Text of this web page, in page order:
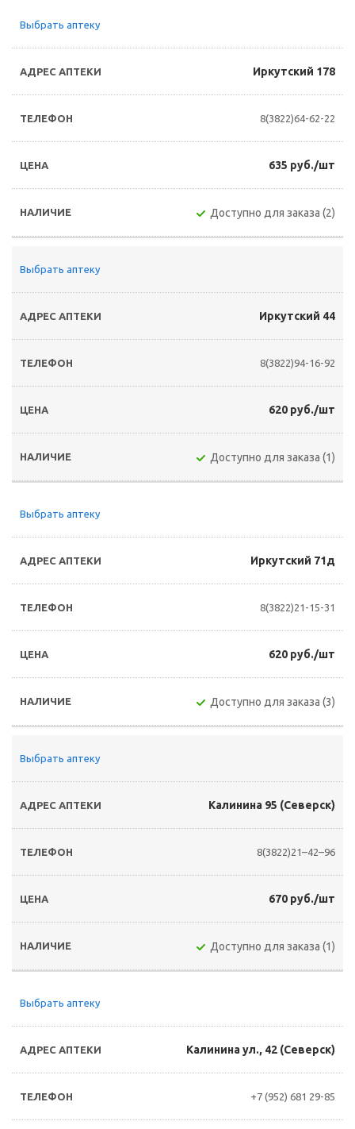
Выбрать аптеку
Иркутский 178
8(3822)64-62-22
635 руб./шт
Доступно для заказа (2)
Выбрать аптеку
Иркутский 44
8(3822)94-16-92
620 руб./шт
Доступно для заказа (1)
Выбрать аптеку
Иркутский 71д
8(3822)21-15-31
620 руб./шт
Доступно для заказа (3)
Выбрать аптеку
Калинина 95 (Северск)
8(3822)21–42–96
670 руб./шт
Доступно для заказа (1)
Выбрать аптеку
Калинина ул., 42 (Северск)
+7 (952) 681 29-85